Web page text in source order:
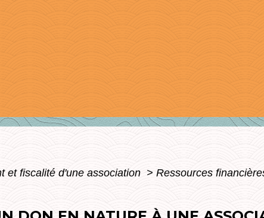
et fiscalité d'une association > Ressources